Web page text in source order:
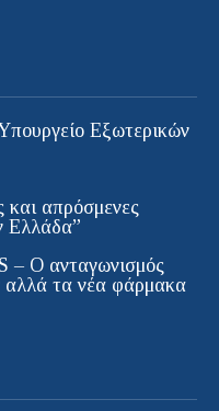
Εξωτερικών
και απρόσμενες
Ελλάδα”
– Ο ανταγωνισμός
αλλά τα νέα φάρμακα